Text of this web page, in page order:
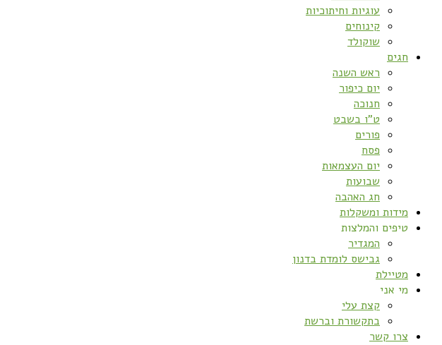
עוגיות וחיתוכיות
קינוחים
שוקולד
חגים
ראש השנה
יום כיפור
חנוכה
ט”ו בשבט
פורים
פסח
יום העצמאות
שבועות
חג האהבה
מידות ומשקלות
טיפים והמלצות
המגדיר
גבישס לומדת בדנון
מטיילת
מי אני
קצת עלי
בתקשורת וברשת
צרו קשר